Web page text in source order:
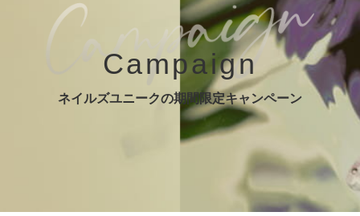
Campaign
ネイルズユニークの期間限定キャンペーン